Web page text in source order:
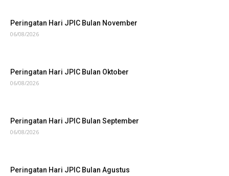
Peringatan Hari JPIC Bulan November
06/08/2026
Peringatan Hari JPIC Bulan Oktober
06/08/2026
Peringatan Hari JPIC Bulan September
06/08/2026
Peringatan Hari JPIC Bulan Agustus